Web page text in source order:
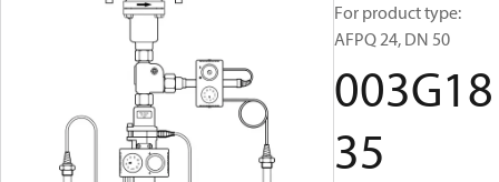
For product type:
AFPQ 24, DN 50
003G18
35